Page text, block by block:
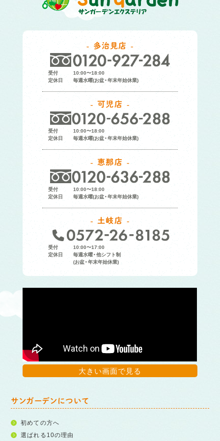
多治見店
受付
10:00〜18:00
定休日
毎週水曜(お盆・年末年始休業)
可児店
受付
10:00〜18:00
定休日
毎週水曜(お盆・年末年始休業)
恵那店
受付
10:00〜18:00
定休日
毎週水曜(お盆・年末年始休業)
土岐店
受付
10:00〜17:00
定休日
毎週水曜・他シフト制
(お盆・年末年始休業)
大きい画面で見る
サンガーデンについて
初めての方へ
選ばれる10の理由